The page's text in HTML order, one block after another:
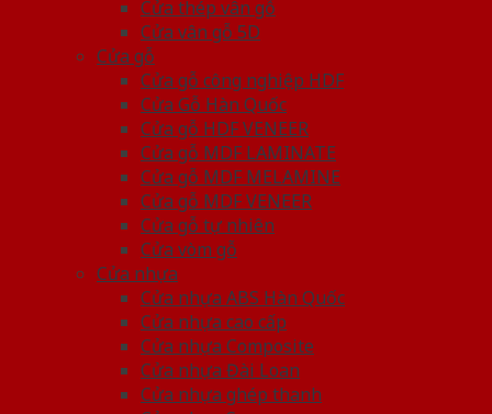
Cửa thép vân gỗ
Cửa vân gỗ 5D
Cửa gỗ
Cửa gỗ công nghiệp HDF
Cửa Gỗ Hàn Quốc
Cửa gỗ HDF VENEER
Cửa gỗ MDF LAMINATE
Cửa gỗ MDF MELAMINE
Cửa gỗ MDF VENEER
Cửa gỗ tự nhiên
Cửa vòm gỗ
Cửa nhựa
Cửa nhựa ABS Hàn Quốc
Cửa nhựa cao cấp
Cửa nhựa Composite
Cửa nhựa Đài Loan
Cửa nhựa ghép thanh